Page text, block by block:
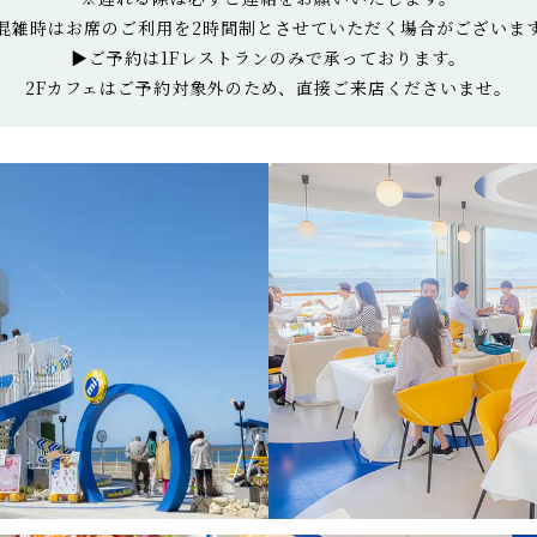
雑時はお席のご利用を2時間制とさせていただく場合がございま
▶ご予約は1Fレストランのみで承っております。
2Fカフェはご予約対象外のため、直接ご来店くださいませ。